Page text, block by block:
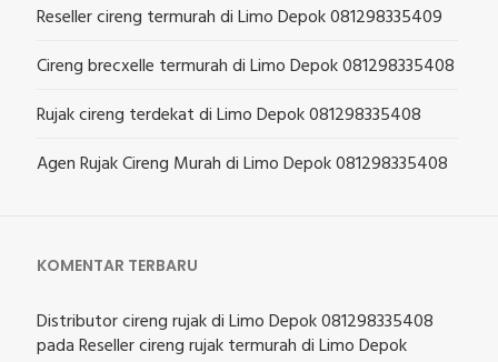
Reseller cireng termurah di Limo Depok 081298335409
Cireng brecxelle termurah di Limo Depok 081298335408
Rujak cireng terdekat di Limo Depok 081298335408
Agen Rujak Cireng Murah di Limo Depok 081298335408
KOMENTAR TERBARU
Distributor cireng rujak di Limo Depok 081298335408
padaReseller cireng rujak termurah di Limo Depok